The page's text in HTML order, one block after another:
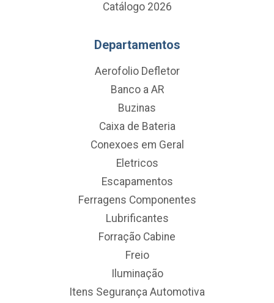
Catálogo 2026
Departamentos
Aerofolio Defletor
Banco a AR
Buzinas
Caixa de Bateria
Conexoes em Geral
Eletricos
Escapamentos
Ferragens Componentes
Lubrificantes
Forração Cabine
Freio
Iluminação
Itens Segurança Automotiva